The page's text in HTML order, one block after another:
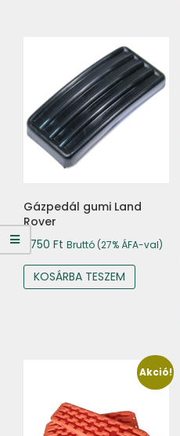
Gázpedál gumi Land
Rover
1 750 Ft Bruttó (27% ÁFA-val)
KOSÁRBA TESZEM
Akció!